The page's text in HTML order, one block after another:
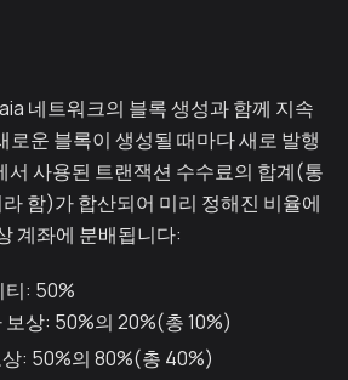
네트워크의 블록 생성과 함께 지속
로운 블록이 생성될 때마다 새로 발행
서 사용된 트랜잭션 수수료의 합계(통
함)가 합산되어 미리 정해진 비율에
계좌에 분배됩니다:
티: 50%
보상: 50%의 20%(총 10%)
: 50%의 80%(총 40%)